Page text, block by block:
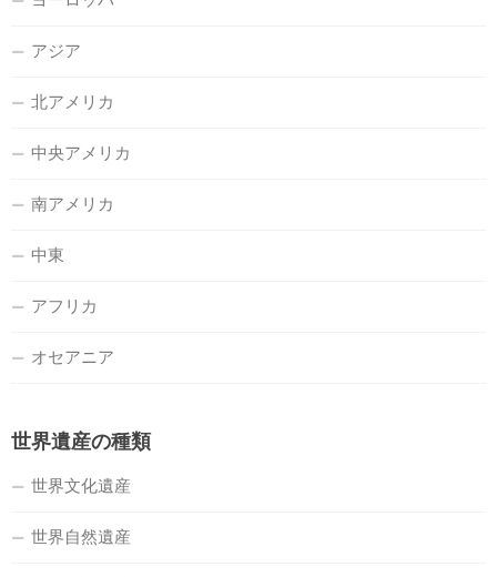
アジア
北アメリカ
中央アメリカ
南アメリカ
中東
アフリカ
オセアニア
世界遺産の種類
世界文化遺産
世界自然遺産